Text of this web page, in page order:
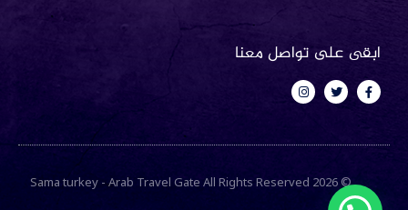
ابقى على تواصل معنا
F
a
c
o
f
T
w
i
e
I
n
s
g
m © 2026 Sama turkey - Arab Travel Gate All Rights Reserved